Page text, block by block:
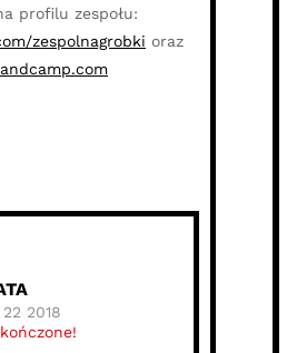
profilu zespołu:
zespolnagrobki oraz
2018